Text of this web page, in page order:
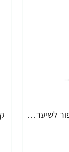
קולוריסטה ספריי איפור לשיער ורוד פוקסיה 100 גרם - מבית L'OREAL PARIS